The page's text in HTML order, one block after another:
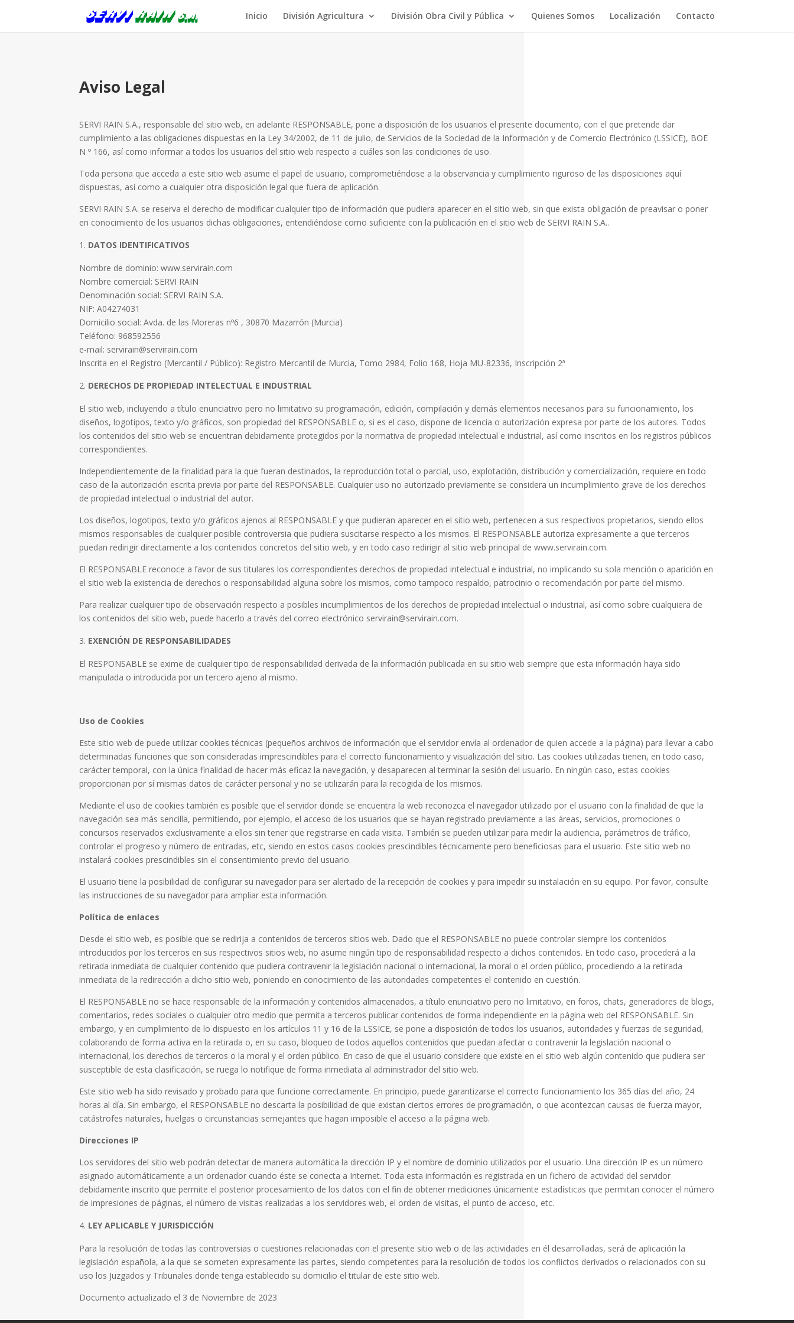
Inicio División Agricultura División Obra Civil y Pública Quienes Somos Localización Contacto
Aviso Legal
SERVI RAIN S.A., responsable del sitio web, en adelante RESPONSABLE, pone a disposición de los usuarios el presente documento, con el que pretende dar
cumplimiento a las obligaciones dispuestas en la Ley 34/2002, de 11 de julio, de Servicios de la Sociedad de la Información y de Comercio Electrónico (LSSICE), BOE
N º 166, así como informar a todos los usuarios del sitio web respecto a cuáles son las condiciones de uso.
Toda persona que acceda a este sitio web asume el papel de usuario, comprometiéndose a la observancia y cumplimiento riguroso de las disposiciones aquí
dispuestas, así como a cualquier otra disposición legal que fuera de aplicación.
SERVI RAIN S.A. se reserva el derecho de modificar cualquier tipo de información que pudiera aparecer en el sitio web, sin que exista obligación de preavisar o poner
en conocimiento de los usuarios dichas obligaciones, entendiéndose como suficiente con la publicación en el sitio web de SERVI RAIN S.A..
DATOS IDENTIFICATIVOS
Nombre de dominio: www.servirain.com
Nombre comercial: SERVI RAIN
Denominación social: SERVI RAIN S.A.
NIF: A04274031
Domicilio social: Avda. de las Moreras nº6 , 30870 Mazarrón (Murcia)
Teléfono: 968592556
e-mail: servirain@servirain.com
Inscrita en el Registro (Mercantil / Público): Registro Mercantil de Murcia, Tomo 2984, Folio 168, Hoja MU-82336, Inscripción 2ª
DERECHOS DE PROPIEDAD INTELECTUAL E INDUSTRIAL
El sitio web, incluyendo a título enunciativo pero no limitativo su programación, edición, compilación y demás elementos necesarios para su funcionamiento, los
diseños, logotipos, texto y/o gráficos, son propiedad del RESPONSABLE o, si es el caso, dispone de licencia o autorización expresa por parte de los autores. Todos
los contenidos del sitio web se encuentran debidamente protegidos por la normativa de propiedad intelectual e industrial, así como inscritos en los registros públicos
correspondientes.
Independientemente de la finalidad para la que fueran destinados, la reproducción total o parcial, uso, explotación, distribución y comercialización, requiere en todo
caso de la autorización escrita previa por parte del RESPONSABLE. Cualquier uso no autorizado previamente se considera un incumplimiento grave de los derechos
de propiedad intelectual o industrial del autor.
Los diseños, logotipos, texto y/o gráficos ajenos al RESPONSABLE y que pudieran aparecer en el sitio web, pertenecen a sus respectivos propietarios, siendo ellos
mismos responsables de cualquier posible controversia que pudiera suscitarse respecto a los mismos. El RESPONSABLE autoriza expresamente a que terceros
puedan redirigir directamente a los contenidos concretos del sitio web, y en todo caso redirigir al sitio web principal de www.servirain.com.
El RESPONSABLE reconoce a favor de sus titulares los correspondientes derechos de propiedad intelectual e industrial, no implicando su sola mención o aparición en
el sitio web la existencia de derechos o responsabilidad alguna sobre los mismos, como tampoco respaldo, patrocinio o recomendación por parte del mismo.
Para realizar cualquier tipo de observación respecto a posibles incumplimientos de los derechos de propiedad intelectual o industrial, así como sobre cualquiera de
los contenidos del sitio web, puede hacerlo a través del correo electrónico servirain@servirain.com.
EXENCIÓN DE RESPONSABILIDADES
El RESPONSABLE se exime de cualquier tipo de responsabilidad derivada de la información publicada en su sitio web siempre que esta información haya sido
manipulada o introducida por un tercero ajeno al mismo.
Uso de Cookies
Este sitio web de puede utilizar cookies técnicas (pequeños archivos de información que el servidor envía al ordenador de quien accede a la página) para llevar a cabo
determinadas funciones que son consideradas imprescindibles para el correcto funcionamiento y visualización del sitio. Las cookies utilizadas tienen, en todo caso,
carácter temporal, con la única finalidad de hacer más eficaz la navegación, y desaparecen al terminar la sesión del usuario. En ningún caso, estas cookies
proporcionan por sí mismas datos de carácter personal y no se utilizarán para la recogida de los mismos.
Mediante el uso de cookies también es posible que el servidor donde se encuentra la web reconozca el navegador utilizado por el usuario con la finalidad de que la
navegación sea más sencilla, permitiendo, por ejemplo, el acceso de los usuarios que se hayan registrado previamente a las áreas, servicios, promociones o
concursos reservados exclusivamente a ellos sin tener que registrarse en cada visita. También se pueden utilizar para medir la audiencia, parámetros de tráfico,
controlar el progreso y número de entradas, etc, siendo en estos casos cookies prescindibles técnicamente pero beneficiosas para el usuario. Este sitio web no
instalará cookies prescindibles sin el consentimiento previo del usuario.
El usuario tiene la posibilidad de configurar su navegador para ser alertado de la recepción de cookies y para impedir su instalación en su equipo. Por favor, consulte
las instrucciones de su navegador para ampliar esta información.
Política de enlaces
Desde el sitio web, es posible que se redirija a contenidos de terceros sitios web. Dado que el RESPONSABLE no puede controlar siempre los contenidos
introducidos por los terceros en sus respectivos sitios web, no asume ningún tipo de responsabilidad respecto a dichos contenidos. En todo caso, procederá a la
retirada inmediata de cualquier contenido que pudiera contravenir la legislación nacional o internacional, la moral o el orden público, procediendo a la retirada
inmediata de la redirección a dicho sitio web, poniendo en conocimiento de las autoridades competentes el contenido en cuestión.
El RESPONSABLE no se hace responsable de la información y contenidos almacenados, a título enunciativo pero no limitativo, en foros, chats, generadores de blogs,
comentarios, redes sociales o cualquier otro medio que permita a terceros publicar contenidos de forma independiente en la página web del RESPONSABLE. Sin
embargo, y en cumplimiento de lo dispuesto en los artículos 11 y 16 de la LSSICE, se pone a disposición de todos los usuarios, autoridades y fuerzas de seguridad,
colaborando de forma activa en la retirada o, en su caso, bloqueo de todos aquellos contenidos que puedan afectar o contravenir la legislación nacional o
internacional, los derechos de terceros o la moral y el orden público. En caso de que el usuario considere que existe en el sitio web algún contenido que pudiera ser
susceptible de esta clasificación, se ruega lo notifique de forma inmediata al administrador del sitio web.
Este sitio web ha sido revisado y probado para que funcione correctamente. En principio, puede garantizarse el correcto funcionamiento los 365 días del año, 24
horas al día. Sin embargo, el RESPONSABLE no descarta la posibilidad de que existan ciertos errores de programación, o que acontezcan causas de fuerza mayor,
catástrofes naturales, huelgas o circunstancias semejantes que hagan imposible el acceso a la página web.
Direcciones IP
Los servidores del sitio web podrán detectar de manera automática la dirección IP y el nombre de dominio utilizados por el usuario. Una dirección IP es un número
asignado automáticamente a un ordenador cuando éste se conecta a Internet. Toda esta información es registrada en un fichero de actividad del servidor
debidamente inscrito que permite el posterior procesamiento de los datos con el fin de obtener mediciones únicamente estadísticas que permitan conocer el número
de impresiones de páginas, el número de visitas realizadas a los servidores web, el orden de visitas, el punto de acceso, etc.
LEY APLICABLE Y JURISDICCIÓN
Para la resolución de todas las controversias o cuestiones relacionadas con el presente sitio web o de las actividades en él desarrolladas, será de aplicación la
legislación española, a la que se someten expresamente las partes, siendo competentes para la resolución de todos los conflictos derivados o relacionados con su
uso los Juzgados y Tribunales donde tenga establecido su domicilio el titular de este sitio web.
Documento actualizado el 3 de Noviembre de 2023